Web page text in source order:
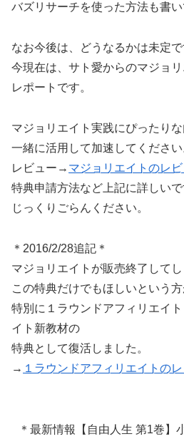
バズリサーチを使った方法も書い
なお今後は、どうなるかは未定
今現在は、サト愛からのマジョ
レポートです。
マジョリエイト実践にぴったりな
一緒に活用して加速してください
レビュー→ マジョリエイトのレビ
特典申請方法など上記に詳しいで
じっくりごらんください。
＊2016/2/28追記＊
マジョリエイトが販売終了して
この特典だけでもほしいという
特別に１ラウンドアフィリエイ
イト新教材の
特典として復活しました。
→ １ラウンドアフィリエイトの
＊最新情報【自由人生 第1巻】